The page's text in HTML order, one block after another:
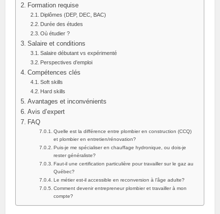
Formation requise
Diplômes (DEP, DEC, BAC)
Durée des études
Où étudier ?
Salaire et conditions
Salaire débutant vs expérimenté
Perspectives d’emploi
Compétences clés
Soft skills
Hard skills
Avantages et inconvénients
Avis d’expert
FAQ
Quelle est la différence entre plombier en construction (CCQ)
et plombier en entretien/rénovation?
Puis-je me spécialiser en chauffage hydronique, ou dois-je
rester généraliste?
Faut-il une certification particulière pour travailler sur le gaz au
Québec?
Le métier est-il accessible en reconversion à l’âge adulte?
Comment devenir entrepreneur plombier et travailler à mon
compte?